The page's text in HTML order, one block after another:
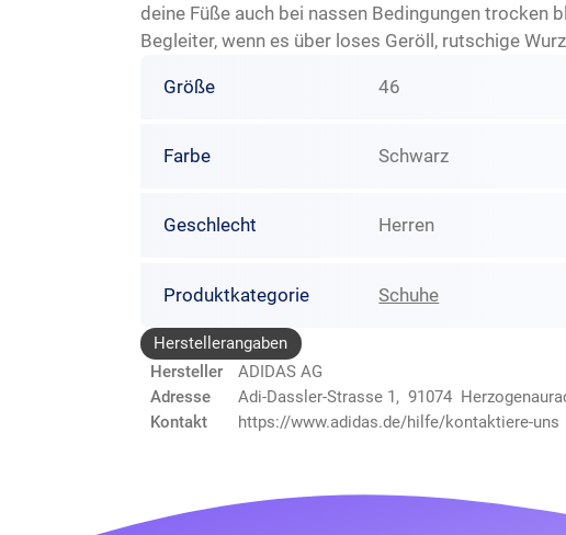
deine Füße auch bei nassen Bedingungen
Begleiter, wenn es über loses Geröll, rutschige
Größe 46
Farbe Schwarz
Geschlecht Herren
Produktkategorie Schuhe
Herstellerangaben
Hersteller
ADIDAS AG
Adresse
Adi-Dassler-Strasse 1, 91074
Kontakt
https://www.adidas.de/hilfe/kontaktiere-uns